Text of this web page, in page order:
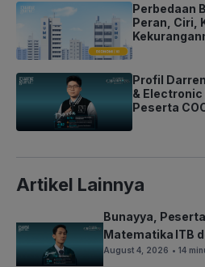
Perbedaan
Peran, Ciri,
Profil
& Electronic
Peserta
Artikel Lainnya
Bunayya,
Matematika ITB
August 4, 2026 • 14